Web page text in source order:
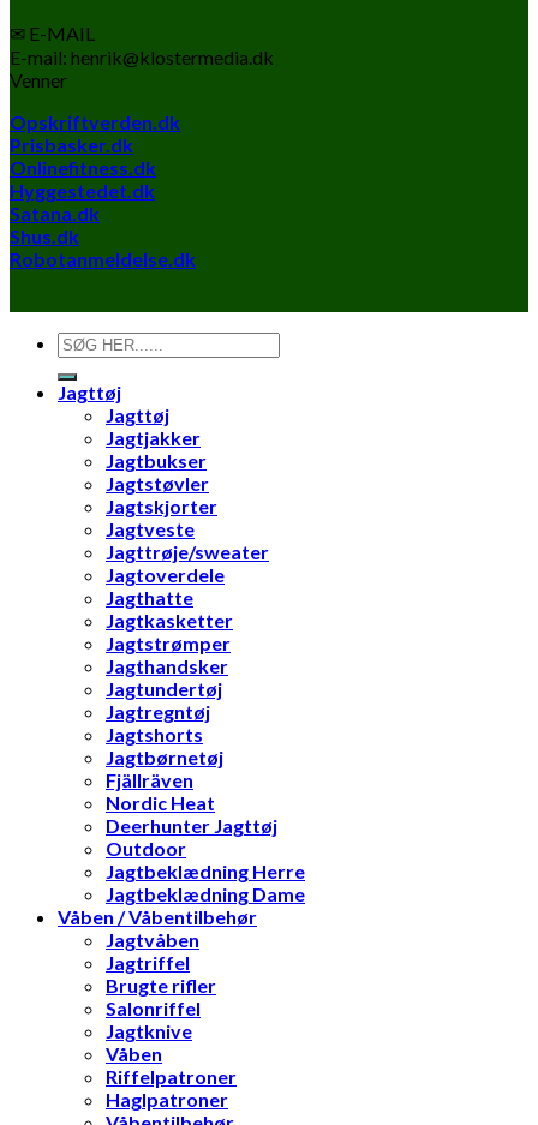
✉ E-MAIL
E-mail: henrik@klostermedia.dk
Venner
Opskriftverden.dk
Prisbasker.dk
Onlinefitness.dk
Hyggestedet.dk
Satana.dk
Shus.dk
Robotanmeldelse.dk
Søg
efter:
Jagttøj
Jagttøj
Jagtjakker
Jagtbukser
Jagtstøvler
Jagtskjorter
Jagtveste
Jagttrøje/sweater
Jagtoverdele
Jagthatte
Jagtkasketter
Jagtstrømper
Jagthandsker
Jagtundertøj
Jagtregntøj
Jagtshorts
Jagtbørnetøj
Fjällräven
Nordic Heat
Deerhunter Jagttøj
Outdoor
Jagtbeklædning Herre
Jagtbeklædning Dame
Våben / Våbentilbehør
Jagtvåben
Jagtriffel
Brugte rifler
Salonriffel
Jagtknive
Våben
Riffelpatroner
Haglpatroner